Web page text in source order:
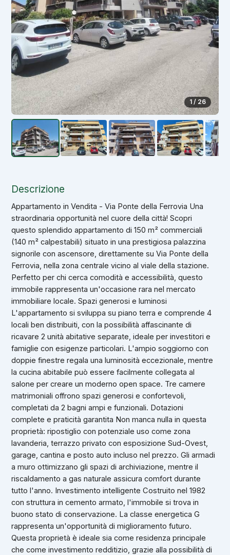
1 / 26
Descrizione
Appartamento in Vendita - Via Ponte della Ferrovia Una
straordinaria opportunità nel cuore della città! Scopri
questo splendido appartamento di 150 m² commerciali
(140 m² calpestabili) situato in una prestigiosa palazzina
signorile con ascensore, direttamente su Via Ponte della
Ferrovia, nella zona centrale vicino al viale della stazione.
Perfetto per chi cerca comodità e accessibilità, questo
immobile rappresenta un'occasione rara nel mercato
immobiliare locale. Spazi generosi e luminosi
L'appartamento si sviluppa su piano terra e comprende 4
locali ben distribuiti, con la possibilità affascinante di
ricavare 2 unità abitative separate, ideale per investitori e
famiglie con esigenze particolari. L'ampio soggiorno con
doppie finestre regala una luminosità eccezionale, mentre
la cucina abitabile può essere facilmente collegata al
salone per creare un moderno open space. Tre camere
matrimoniali offrono spazi generosi e confortevoli,
completati da 2 bagni ampi e funzionali. Dotazioni
complete e praticità garantita Non manca nulla in questa
proprietà: ripostiglio con potenziale uso come zona
lavanderia, terrazzo privato con esposizione Sud-Ovest,
garage, cantina e posto auto incluso nel prezzo. Gli armadi
a muro ottimizzano gli spazi di archiviazione, mentre il
riscaldamento a gas naturale assicura comfort durante
tutto l'anno. Investimento intelligente Costruito nel 1982
con struttura in cemento armato, l'immobile si trova in
buono stato di conservazione. La classe energetica G
rappresenta un'opportunità di miglioramento futuro.
Questa proprietà è ideale sia come residenza principale
che come investimento redditizio, grazie alla possibilità di